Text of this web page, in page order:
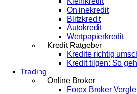
Onlinekredit
Blitzkredit
Autokredit
Wertpapierkredit
Kredit Ratgeber
Kredite richtig
Kredit tilgen: So
Trading
Online Broker
Forex Broker